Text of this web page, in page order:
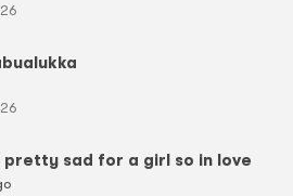
pretty sad for a girl so in love